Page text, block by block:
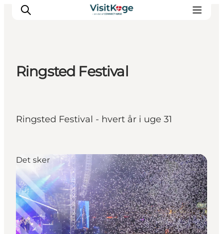
Kano
Det sker
Overnatning
Outdoor
Ringsted Festival
Ringsted Festival - hvert år i uge 31
Det sker